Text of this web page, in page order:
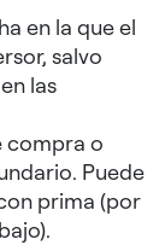
en la que el
salvo
las
compra o
Puede
prima (por